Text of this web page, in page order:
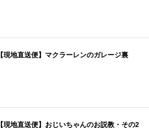
【現地直送便】マクラーレンのガレージ裏
【現地直送便】おじいちゃんのお説教・その2